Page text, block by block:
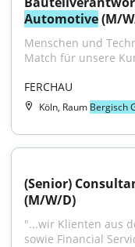
Automotive (M/
Menschen und
Match für unsere
FERCHAU
Köln, Raum Bergisch
(Senior)
(M/W/D)
"...wir Klienten aus
sowie Financial